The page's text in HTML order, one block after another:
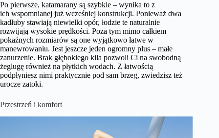
Po pierwsze, katamarany są szybkie – wynika to z
ich wspomnianej już wcześniej konstrukcji. Ponieważ dwa
kadłuby stawiają niewielki opór, łodzie te naturalnie
rozwijają wysokie prędkości. Poza tym mimo całkiem
pokaźnych rozmiarów są one wyjątkowo łatwe w
manewrowaniu. Jest jeszcze jeden ogromny plus – małe
zanurzenie. Brak głębokiego kila pozwoli Ci na swobodną
żeglugę również na płytkich wodach. Z łatwością
podpłyniesz nimi praktycznie pod sam brzeg, zwiedzisz też
urocze zatoki.
Przestrzeń i komfort